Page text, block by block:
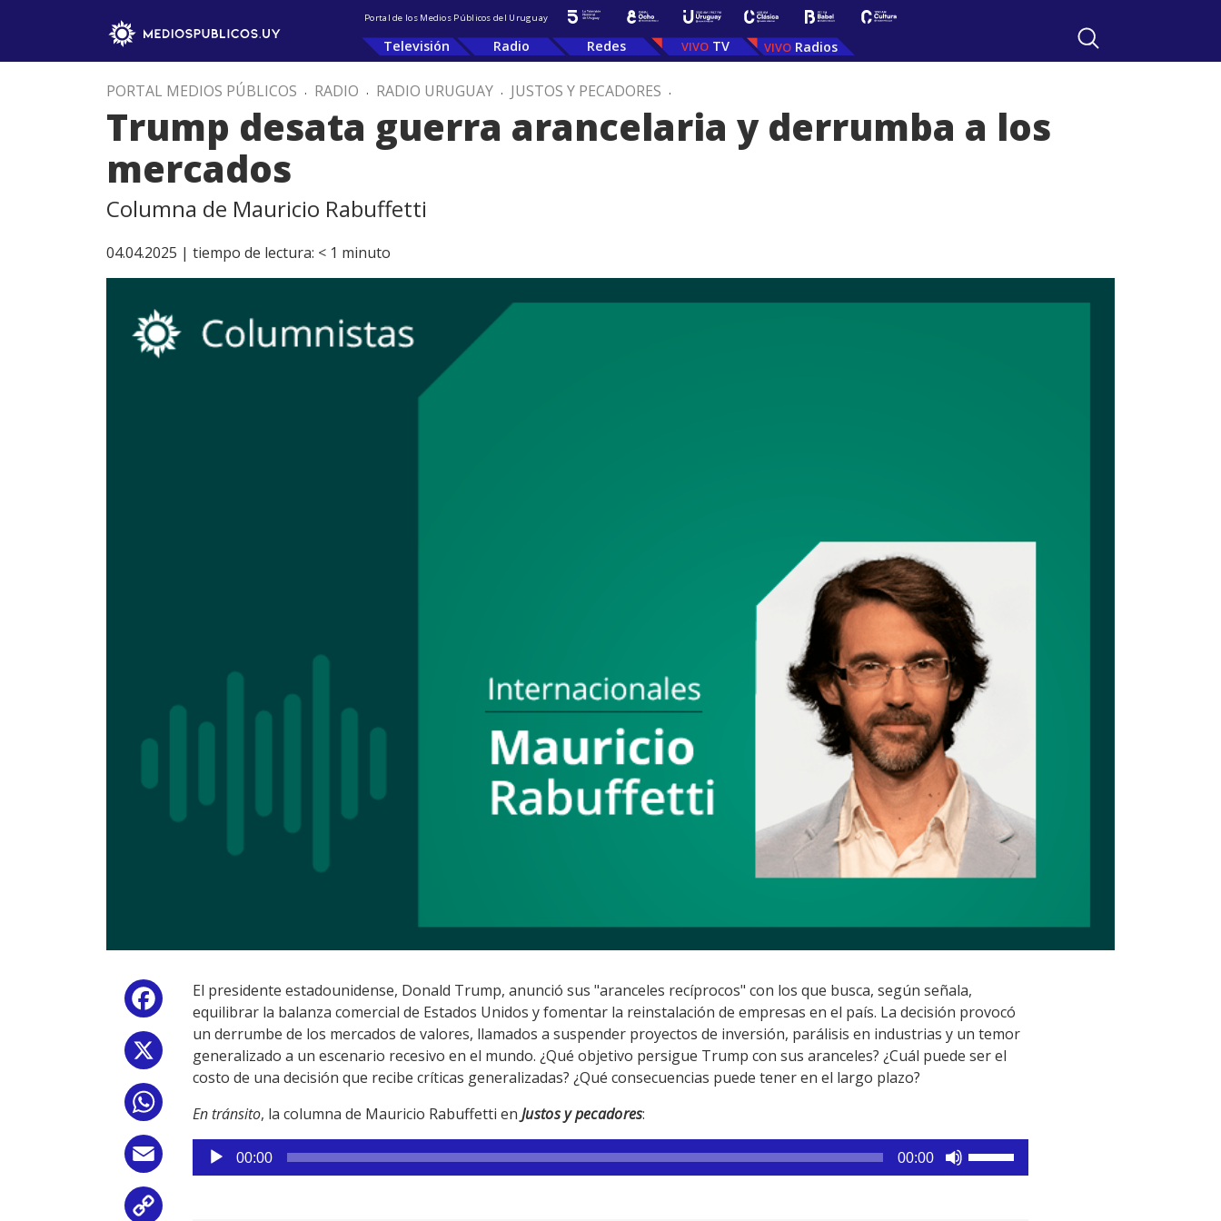
Portal de los Medios Públicos del Uruguay
Televisión Radio Redes TV Radios
PORTAL MEDIOS PÚBLICOS . RADIO . RADIO URUGUAY . JUSTOS Y PECADORES .
Trump desata guerra arancelaria y derrumba a los
mercados
Columna de Mauricio Rabuffetti
04.04.2025 | tiempo de lectura: < 1 minuto
Facebook
WhatsApp
El presidente estadounidense, Donald Trump, anunció sus "aranceles recíprocos" con los que busca, según señala,
equilibrar la balanza comercial de Estados Unidos y fomentar la reinstalación de empresas en el país. La decisión provocó
un derrumbe de los mercados de valores, llamados a suspender proyectos de inversión, parálisis en industrias y un temor
generalizado a un escenario recesivo en el mundo. ¿Qué objetivo persigue Trump con sus aranceles? ¿Cuál puede ser el
costo de una decisión que recibe críticas generalizadas? ¿Qué consecuencias puede tener en el largo plazo?
En tránsito, la columna de Mauricio Rabuffetti en Justos y pecadores:
Reproductor
de
00:00 00:00